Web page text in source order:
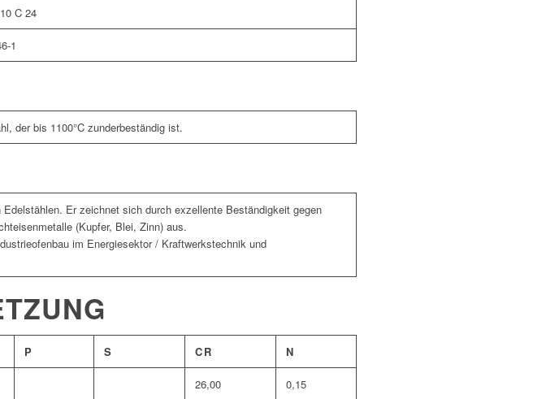
C 24
1
der bis 1100°C zunderbeständig ist.
Er zeichnet sich durch exzellente Beständigkeit gegen
(Kupfer, Blei, Zinn) aus.
im Energiesektor / Kraftwerkstechnik und
P S CR N
26,00 0,15